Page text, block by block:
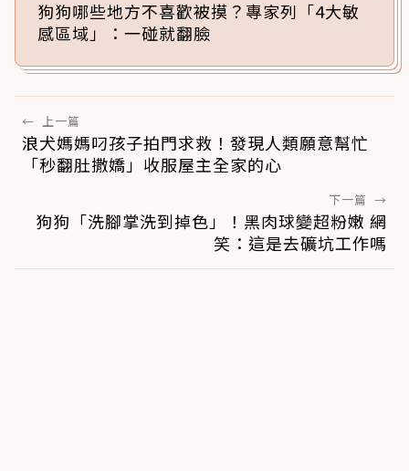
狗狗哪些地方不喜歡被摸？專家列「4大敏
感區域」：一碰就翻臉
← 上一篇
浪犬媽媽叼孩子拍門求救！發現人類願意幫忙
「秒翻肚撒嬌」收服屋主全家的心
下一篇 →
狗狗「洗腳掌洗到掉色」！黑肉球變超粉嫩 網
笑：這是去礦坑工作嗎